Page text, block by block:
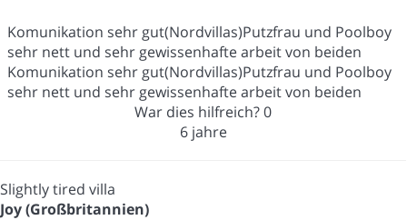
Komunikation sehr gut(Nordvillas)Putzfrau und Poolboy
sehr nett und sehr gewissenhafte arbeit von beiden
Komunikation sehr gut(Nordvillas)Putzfrau und Poolboy
sehr nett und sehr gewissenhafte arbeit von beiden
War dies hilfreich?0
6 jahre
Slightly tired villa
Joy (Großbritannien)